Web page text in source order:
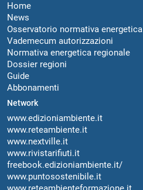
Home
News
Osservatorio normativa energetica
Vademecum autorizzazioni
Normativa energetica regionale
Dossier regioni
Guide
Abbonamenti
Network
www.edizioniambiente.it
www.reteambiente.it
www.nextville.it
www.rivistarifiuti.it
freebook.edizioniambiente.it/
www.puntosostenibile.it